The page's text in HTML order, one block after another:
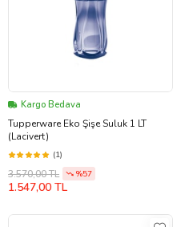
Kargo Bedava
Tupperware Eko Şişe Suluk 1 LT
(Lacivert)
(1)
3.570,00 TL %57
1.547,00 TL